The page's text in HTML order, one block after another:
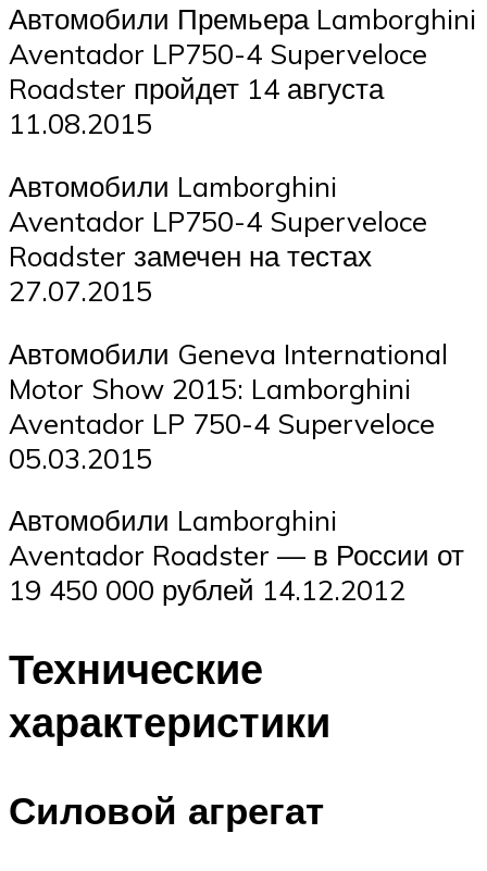
Автомобили Премьера Lamborghini
Aventador LP750-4 Superveloce
Roadster пройдет 14 августа
11.08.2015
Автомобили Lamborghini
Aventador LP750-4 Superveloce
Roadster замечен на тестах
27.07.2015
Автомобили Geneva International
Motor Show 2015: Lamborghini
Aventador LP 750-4 Superveloce
05.03.2015
Автомобили Lamborghini
Aventador Roadster — в России от
19 450 000 рублей 14.12.2012
Технические
характеристики
Силовой агрегат